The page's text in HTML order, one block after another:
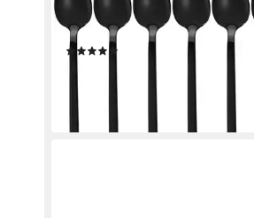
Espressolöffel 6 Stück, Edelstahl -
Titan, Serie LISSABON
11,49 €
(1,92 €/ 1 Stk)
lieferbar - in 2-3 Werktagen bei dir